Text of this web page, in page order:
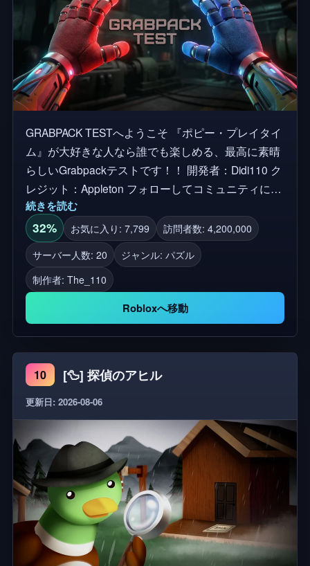
ックライト コントローラー： [Yボタン] - 持ち手切
り替え [L1/R1] - 左手/右手で発射 [L3/ジョイスティッ
ク押し込み] - ダッシュ [R2] - しゃがむ [Back/Select
ボタン] - 一時停止メニュー [Bボタン] - 懐中電灯
GRABPACK TESTへようこそ 『ポピー・プレイタイ
ム』が大好きな人なら誰でも楽しめる、最高に素晴
らしいGrabpackテストです！！ 開発者：Didi110 ク
レジット：Appleton フォローしてコミュニティに参
加しよう：The_110 毎週アップデート中！！！ ------
操作方法 ------ PC: [Q / 数字キー] - 手を変える [左ク
リック/右クリック] - 左手/右手で投げる [Shift] - 走る
[Ctrl] - しゃがむ [F] - 懐中電灯 [H] - マウスのロックを
解除 --------------------------- 友達が『Poppy Playtime』
を気に入ったら、一緒に遊べるよう招待しよう！ ゲ
ームを楽しんで、お気に入りに追加してください。
！！！ 楽しんでね ！！！
続きを読む
32% お気に入り: 7,799
訪問者数: 4,200,000
サーバー人数: 20
ジャンル: パズル
制作者: The_110
Robloxへ移動
10 [🦆] 探偵のアヒル
更新日: 2026-08-06